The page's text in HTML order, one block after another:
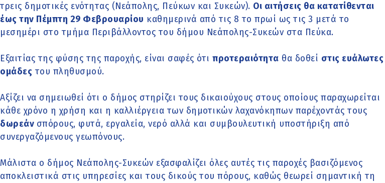
τρεις δημοτικές ενότητας (Νεάπολης, Πεύκων και Συκεών). Οι αιτήσεις θα κατατίθενται
έως την Πέμπτη 29 Φεβρουαρίου καθημερινά από τις 8 το πρωί ως τις 3 μετά το
μεσημέρι στο τμήμα Περιβάλλοντος του δήμου Νεάπολης-Συκεών στα Πεύκα.
Εξαιτίας της φύσης της παροχής, είναι σαφές ότι προτεραιότητα θα δοθεί στις ευάλωτες
ομάδες του πληθυσμού.
Αξίζει να σημειωθεί ότι ο δήμος στηρίζει τους δικαιούχους στους οποίους παραχωρείται
κάθε χρόνο η χρήση και η καλλιέργεια των δημοτικών λαχανόκηπων παρέχοντάς τους
δωρεάν σπόρους, φυτά, εργαλεία, νερό αλλά και συμβουλευτική υποστήριξη από
συνεργαζόμενους γεωπόνους.
Μάλιστα ο δήμος Νεάπολης-Συκεών εξασφαλίζει όλες αυτές τις παροχές βασιζόμενος
αποκλειστικά στις υπηρεσίες και τους δικούς του πόρους, καθώς θεωρεί σημαντική τη